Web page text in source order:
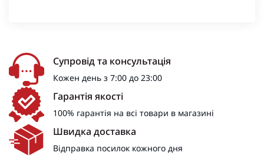
Супровід та консультація
Кожен день з 7:00 до 23:00
Гарантія якості
100% гарантія на всі товари в магазині
Швидка доставка
Відправка посилок кожного дня